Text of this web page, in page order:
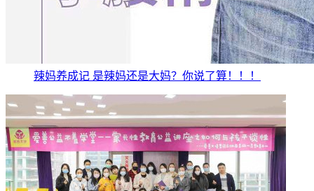
辣妈养成记 是辣妈还是大妈？你说了算！！！